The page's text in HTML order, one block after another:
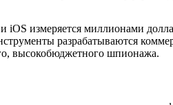
измеряется миллионами
разрабатываются
высокобюджетного шпионажа.